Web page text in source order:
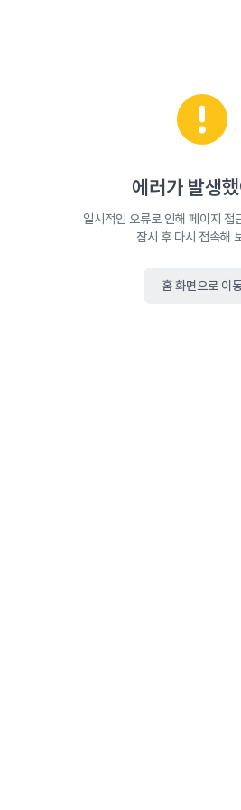
에러가 발생
일시적인 오류로 인해 페이지 접
잠시 후 다시 접속해
홈 화면으로 이